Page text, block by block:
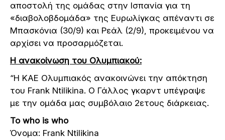
αποστολή της ομάδας στην Ισπανία για τη
«διαβολοβδομάδα» της Ευρωλίγκας απέναντι σε
Μπασκόνια (30/9) και Ρεάλ (2/9), προκειμένου να
αρχίσει να προσαρμόζεται.
H ανακοίνωση του Ολυμπιακού:
“Η ΚΑΕ Ολυμπιακός ανακοινώνει την απόκτηση
του Frank Ntilikina. Ο Γάλλος γκαρντ υπέγραψε
με την ομάδα μας συμβόλαιο 2ετους διάρκειας.
Το who is whο
Όνομα: Frank Ntilikina